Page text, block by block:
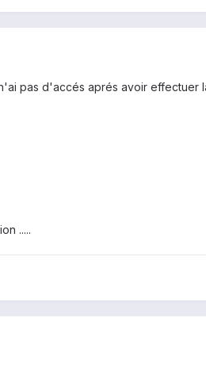
pas d'accés aprés avoir effectuer
.....